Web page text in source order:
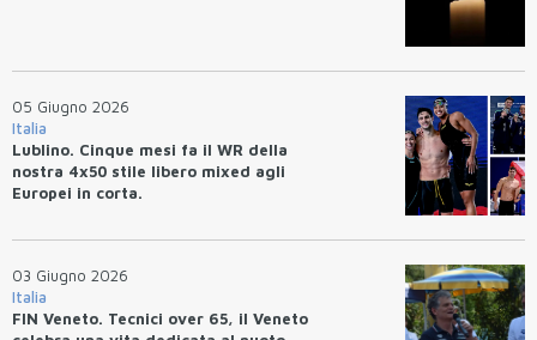
05 Giugno 2026
Italia
Lublino. Cinque mesi fa il WR della
nostra 4x50 stile libero mixed agli
Europei in corta.
03 Giugno 2026
Italia
FIN Veneto. Tecnici over 65, il Veneto